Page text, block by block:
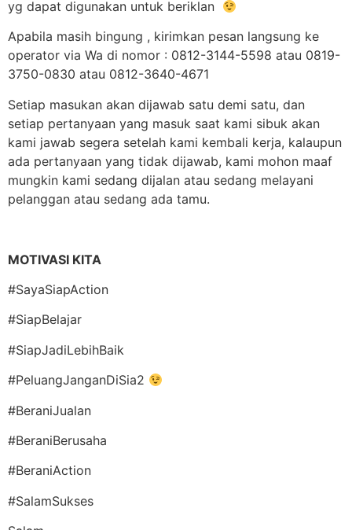
yg dapat digunakan untuk beriklan
Apabila masih bingung , kirimkan pesan langsung ke
operator via Wa di nomor : 0812-3144-5598 atau 0819-
3750-0830 atau 0812-3640-4671
Setiap masukan akan dijawab satu demi satu, dan
setiap pertanyaan yang masuk saat kami sibuk akan
kami jawab segera setelah kami kembali kerja, kalaupun
ada pertanyaan yang tidak dijawab, kami mohon maaf
mungkin kami sedang dijalan atau sedang melayani
pelanggan atau sedang ada tamu.
MOTIVASI KITA
#SayaSiapAction
#SiapBelajar
#SiapJadiLebihBaik
#PeluangJanganDiSia2
#BeraniJualan
#BeraniBerusaha
#BeraniAction
#SalamSukses